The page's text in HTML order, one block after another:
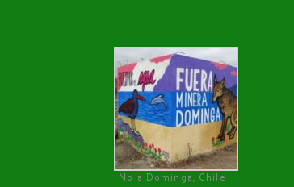
No a Dominga, Chile